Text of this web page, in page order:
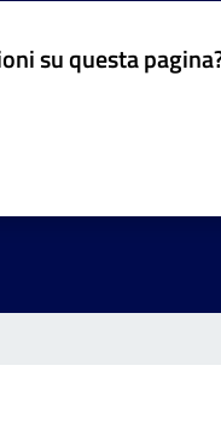
su questa